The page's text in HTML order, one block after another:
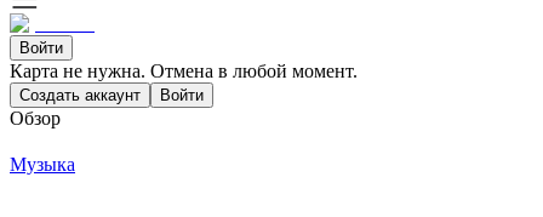
Войти
Карта не нужна. Отмена в любой момент.
Создать аккаунт Войти
Обзор
Музыка